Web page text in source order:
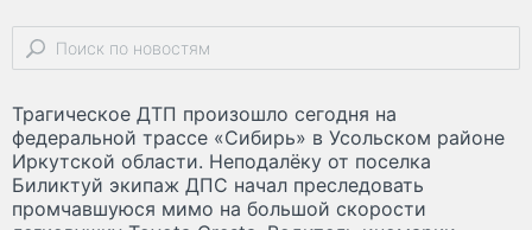
Трагическое ДТП произошло сегодня на
федеральной трассе «Сибирь» в Усольском районе
Иркутской области. Неподалёку от поселка
Биликтуй экипаж ДПС начал преследовать
промчавшуюся мимо на большой скорости